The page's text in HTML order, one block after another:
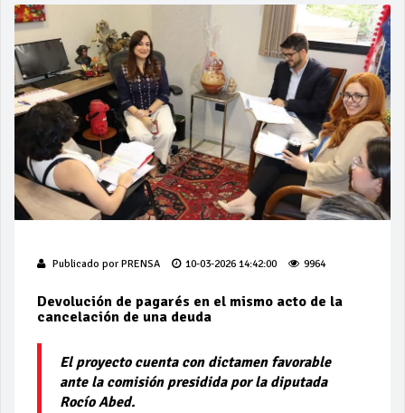
Publicado por PRENSA 10-03-2026 14:42:00 9964
Devolución de pagarés en el mismo acto de la
cancelación de una deuda
El proyecto cuenta con dictamen favorable
ante la comisión presidida por la diputada
Rocío Abed.